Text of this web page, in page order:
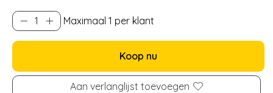
Maximaal 1 per klant
Koop nu
Aan verlanglijst toevoegen